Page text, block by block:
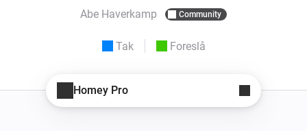
Abe Haverkamp Community
Tak Foreslå
Homey Pro